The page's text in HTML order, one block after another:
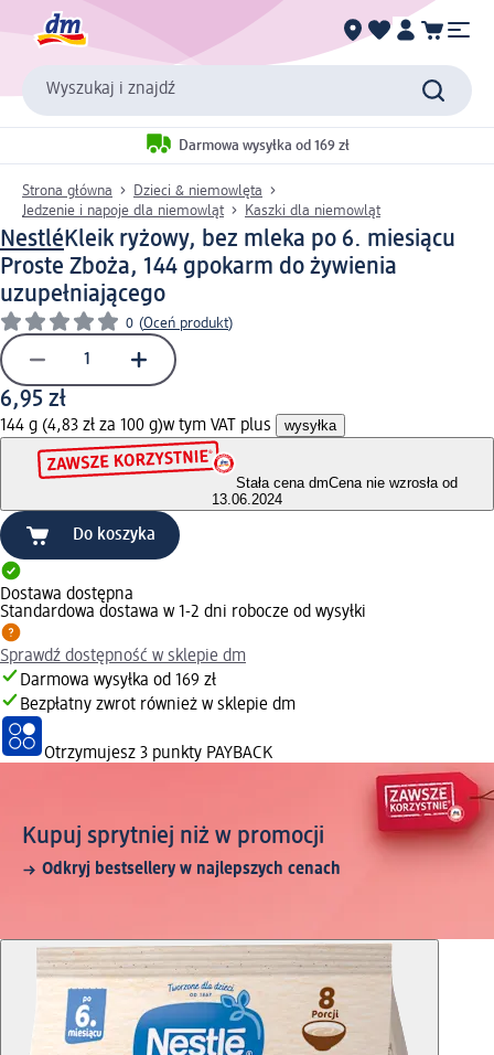
Wyszukaj i znajdź
Darmowa wysyłka od 169 zł
Strona główna
Dzieci & niemowlęta
Jedzenie i napoje dla niemowląt
Kaszki dla niemowląt
Nestlé Kleik ryżowy, bez mleka po 6. miesiącu
Proste Zboża, 144 gpokarm do żywienia
uzupełniającego
0 (Oceń produkt)
6,95 zł
144 g (4,83 zł za 100 g)w tym VAT plus wysyłka
Stała cena dmCena nie wzrosła od
13.06.2024
Do koszyka
Dostawa dostępna
Standardowa dostawa w 1-2 dni robocze od wysyłki
Sprawdź dostępność w sklepie dm
Darmowa wysyłka od 169 zł
Bezpłatny zwrot również w sklepie dm
Otrzymujesz 3 punkty PAYBACK
Kupuj sprytniej niż w promocji
Odkryj bestsellery w najlepszych cenach